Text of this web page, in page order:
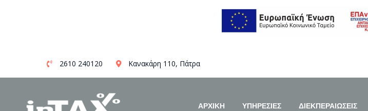
content
2610 240120 Κανακάρη 110, Πάτρα
ΑΡΧΙΚΗ ΥΠΗΡΕΣΙΕΣ ΔΙΕΚΠΕΡΑΙΩΣΕΙΣ